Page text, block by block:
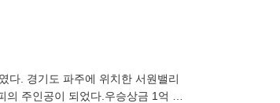
다. 경기도 파주에 위치한 서원밸리
주인공이 되었다.우승상금 1억 8